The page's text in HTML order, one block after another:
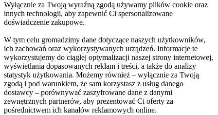
Wyłącznie za Twoją wyraźną zgodą używamy plików cookie oraz
innych technologii, aby zapewnić Ci spersonalizowane
doświadczenie zakupowe.
W tym celu gromadzimy dane dotyczące naszych użytkowników,
ich zachowań oraz wykorzystywanych urządzeń. Informacje te
wykorzystujemy do ciągłej optymalizacji naszej strony internetowej,
wyświetlania dopasowanych reklam i treści, a także do analizy
statystyk użytkowania. Możemy również – wyłącznie za Twoją
zgodą i pod warunkiem, że sam korzystasz z usług danego
dostawcy – porównywać zaszyfrowane dane z danymi
zewnętrznych partnerów, aby prezentować Ci oferty za
pośrednictwem ich kanałów reklamowych online.